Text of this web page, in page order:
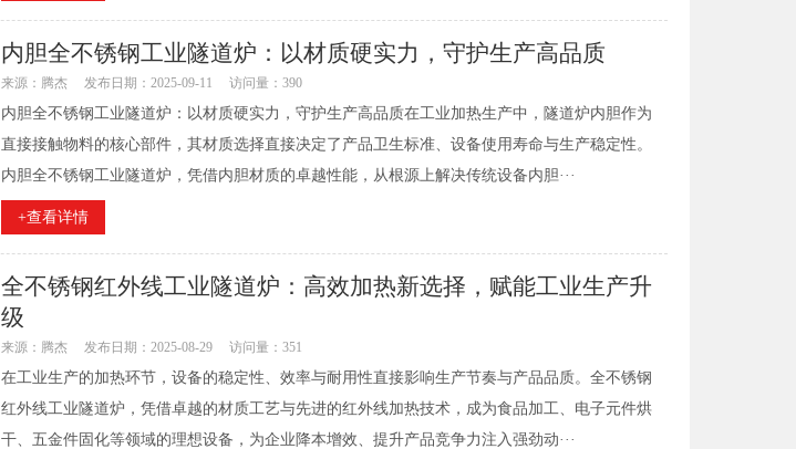
内胆全不锈钢工业隧道炉：以材质硬实力，守护生产高品质
来源：腾杰 发布日期：2025-09-11 访问量：390
内胆全不锈钢工业隧道炉：以材质硬实力，守护生产高品质在工业加热生产中，隧道炉内胆作为
直接接触物料的核心部件，其材质选择直接决定了产品卫生标准、设备使用寿命与生产稳定性。
内胆全不锈钢工业隧道炉，凭借内胆材质的卓越性能，从根源上解决传统设备内胆···
+查看详情
全不锈钢红外线工业隧道炉：高效加热新选择，赋能工业生产升
级
来源：腾杰 发布日期：2025-08-29 访问量：351
在工业生产的加热环节，设备的稳定性、效率与耐用性直接影响生产节奏与产品品质。全不锈钢
红外线工业隧道炉，凭借卓越的材质工艺与先进的红外线加热技术，成为食品加工、电子元件烘
干、五金件固化等领域的理想设备，为企业降本增效、提升产品竞争力注入强劲动···